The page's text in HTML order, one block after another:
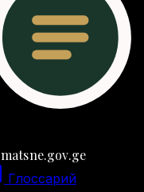
matsne.gov.ge
Глоссарий